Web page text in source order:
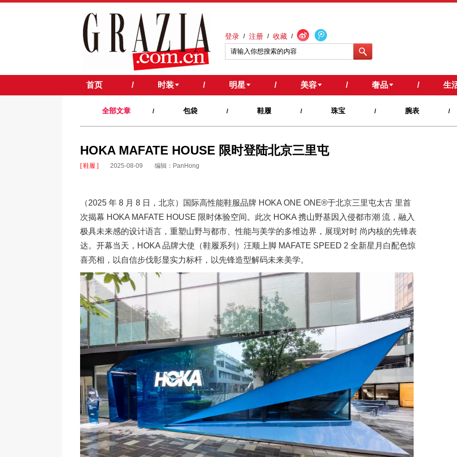
登录 / 注册 / 收藏 /
首页 / 时装 / 明星 / 美容 / 奢品 / 生
全部文章 / 包袋 / 鞋履 / 珠宝 / 腕表 /
HOKA MAFATE HOUSE 限时登陆北京三里屯
[ 鞋履 ] 2025-08-09 编辑：PanHong
（2025 年 8 月 8 日，北京）国际高性能鞋服品牌 HOKA ONE ONE®于北京三里屯太古 里首
次揭幕 HOKA MAFATE HOUSE 限时体验空间。此次 HOKA 携山野基因入侵都市潮 流，融入
极具未来感的设计语言，重塑山野与都市、性能与美学的多维边界，展现对时 尚内核的先锋表
达。开幕当天，HOKA 品牌大使（鞋履系列）汪顺上脚 MAFATE SPEED 2 全新星月白配色惊
喜亮相，以自信步伐彰显实力标杆，以先锋造型解码未来美学。